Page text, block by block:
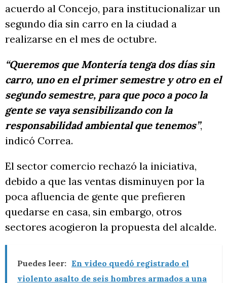
acuerdo al Concejo, para institucionalizar un
segundo día sin carro en la ciudad a
realizarse en el mes de octubre.
“Queremos que Montería tenga dos días sin
carro, uno en el primer semestre y otro en el
segundo semestre, para que poco a poco la
gente se vaya sensibilizando con la
responsabilidad ambiental que tenemos”,
indicó Correa.
El sector comercio rechazó la iniciativa,
debido a que las ventas disminuyen por la
poca afluencia de gente que prefieren
quedarse en casa, sin embargo, otros
sectores acogieron la propuesta del alcalde.
Puedes leer: En video quedó registrado el
violento asalto de seis hombres armados a una